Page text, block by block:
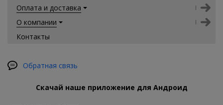
Оплата и доставка
О компании
Контакты
Обратная связь
Скачай наше приложение для Андроид